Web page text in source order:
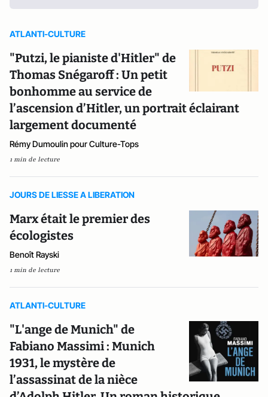
ATLANTI-CULTURE
"Putzi, le pianiste d'Hitler" de
Thomas Snégaroff : Un petit
bonhomme au service de
l’ascension d’Hitler, un portrait éclairant
largement documenté
Rémy Dumoulin pour Culture-Tops
1 min de lecture
JOURS DE LIESSE A LIBERATION
Marx était le premier des
écologistes
Benoît Rayski
1 min de lecture
ATLANTI-CULTURE
"L'ange de Munich" de
Fabiano Massimi : Munich
1931, le mystère de
l’assassinat de la nièce